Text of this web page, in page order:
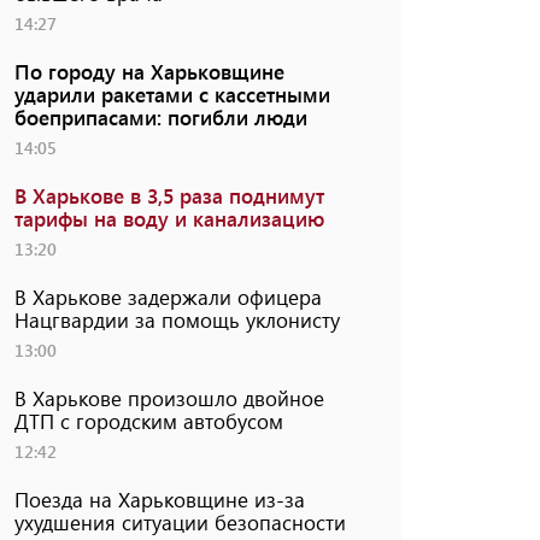
14:27
По городу на Харьковщине
ударили ракетами с кассетными
боеприпасами: погибли люди
14:05
В Харькове в 3,5 раза поднимут
тарифы на воду и канализацию
13:20
В Харькове задержали офицера
Нацгвардии за помощь уклонисту
13:00
В Харькове произошло двойное
ДТП с городским автобусом
12:42
Поезда на Харьковщине из-за
ухудшения ситуации безопасности